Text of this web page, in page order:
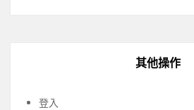
其他操作
登入